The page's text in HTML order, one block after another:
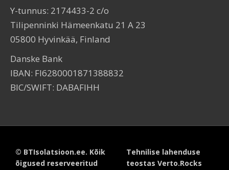
Y-tunnus: 2174433-2 c/o
Tilipenninki Hämeenkatu 21 A 23
05800 Hyvinkää, Finland
Danske Bank
IBAN: FI6280001871388832
BIC/SWIFT: DABAFIHH
© BTIsolatsioon.ee. Kõik
õigused reserveeritud
Tehnilise lahenduse
teostas Verto.Rocks